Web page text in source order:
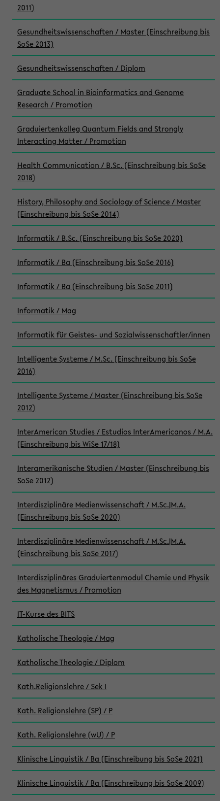
2011)
Gesundheitswissenschaften / Master (Einschreibung bis
SoSe 2013)
Gesundheitswissenschaften / Diplom
Graduate School in Bioinformatics and Genome
Research / Promotion
Graduiertenkolleg Quantum Fields and Strongly
Interacting Matter / Promotion
Health Communication / B.Sc. (Einschreibung bis SoSe
2018)
History, Philosophy and Sociology of Science / Master
(Einschreibung bis SoSe 2014)
Informatik / B.Sc. (Einschreibung bis SoSe 2020)
Informatik / Ba (Einschreibung bis SoSe 2016)
Informatik / Ba (Einschreibung bis SoSe 2011)
Informatik / Mag
Informatik für Geistes- und Sozialwissenschaftler/innen
Intelligente Systeme / M.Sc. (Einschreibung bis SoSe
2016)
Intelligente Systeme / Master (Einschreibung bis SoSe
2012)
InterAmerican Studies / Estudios InterAmericanos / M.A.
(Einschreibung bis WiSe 17/18)
Interamerikanische Studien / Master (Einschreibung bis
SoSe 2012)
Interdisziplinäre Medienwissenschaft / M.Sc.|M.A.
(Einschreibung bis SoSe 2020)
Interdisziplinäre Medienwissenschaft / M.Sc.|M.A.
(Einschreibung bis SoSe 2017)
Interdisziplinäres Graduiertenmodul Chemie und Physik
des Magnetismus / Promotion
IT-Kurse des BITS
Katholische Theologie / Mag
Katholische Theologie / Diplom
Kath.Religionslehre / Sek I
Kath. Religionslehre (SP) / P
Kath. Religionslehre (wU) / P
Klinische Linguistik / Ba (Einschreibung bis SoSe 2021)
Klinische Linguistik / Ba (Einschreibung bis SoSe 2009)